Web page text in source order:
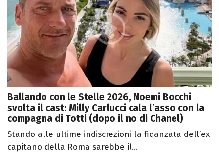
Ballando con le Stelle 2026, Noemi Bocchi
svolta il cast: Milly Carlucci cala l’asso con la
compagna di Totti (dopo il no di Chanel)
Stando alle ultime indiscrezioni la fidanzata dell’ex
capitano della Roma sarebbe il...